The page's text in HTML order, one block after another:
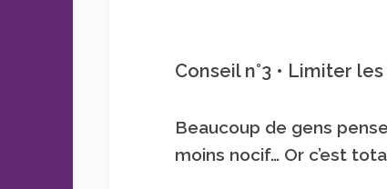
Conseil n°3 • Limiter
Beaucoup de gens
moins nocif… Or c’est